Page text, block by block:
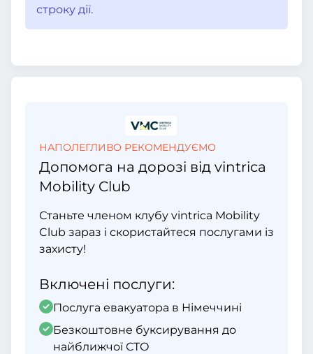
строку дії.
НАПОЛЕГЛИВО РЕКОМЕНДУЄМО
Допомога на дорозі від vintrica
Mobility Club
Станьте членом клубу vintrica Mobility
Club зараз і скористайтеся послугами із
захисту!
Включені послуги:
Послуга евакуатора в Німеччині
Безкоштовне буксирування до
найближчої СТО